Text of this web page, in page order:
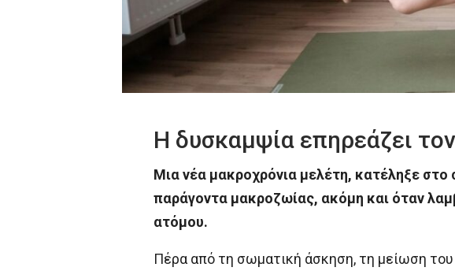
Η δυσκαμψία επηρεάζει
Μια νέα μακροχρόνια μελέτη, κατέληξε
παράγοντα μακροζωίας, ακόμη και όταν
ατόμου.
Πέρα από τη σωματική άσκηση, τη μείωση του